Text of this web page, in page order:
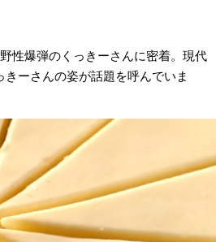
性爆弾のくっきーさんに密着。現代
ーさんの姿が話題を呼んでいま